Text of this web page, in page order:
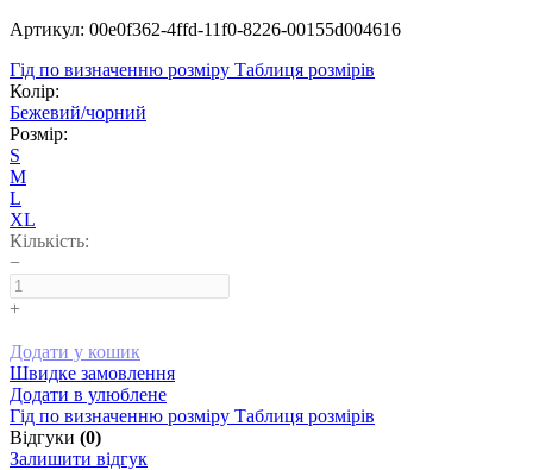
Артикул: 00e0f362-4ffd-11f0-8226-00155d004616
Гід по визначенню розміру Таблиця розмірів
Колір:
Бежевий/чорний
Розмір:
S
M
L
XL
Кількість:
−
+
Додати у кошик
Швидке замовлення
Додати в улюблене
Гід по визначенню розміру Таблиця розмірів
Відгуки (0)
Залишити відгук